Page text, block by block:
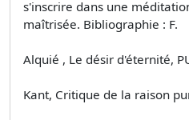
s'inscrire dans une
maîtrisée. Bibliographie : F.
Alquié , Le désir d'éternité,
Kant, Critique de la raison